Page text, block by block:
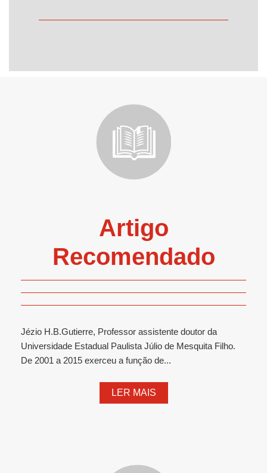
Artigo
Recomendado
Jézio H.B.Gutierre, Professor assistente doutor da
Universidade Estadual Paulista Júlio de Mesquita Filho.
De 2001 a 2015 exerceu a função de...
LER MAIS